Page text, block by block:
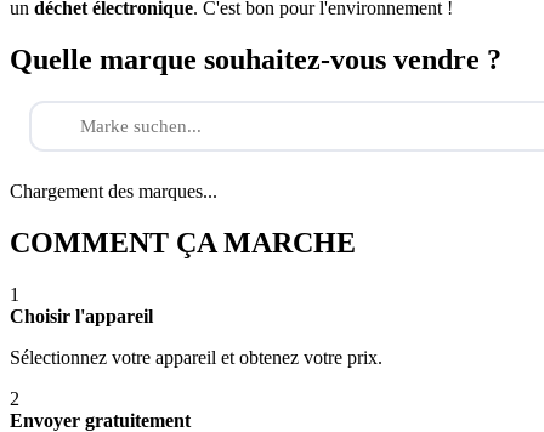
un déchet électronique. C'est bon pour l'environnement !
Quelle marque souhaitez-vous vendre ?
Chargement des marques...
COMMENT ÇA MARCHE
1
Choisir l'appareil
Sélectionnez votre appareil et obtenez votre prix.
2
Envoyer gratuitement